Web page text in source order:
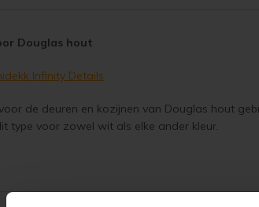
Douglas hout
Infinity Details
de deuren en kozijnen van Douglas hout
type voor zowel wit als elke ander kleur.